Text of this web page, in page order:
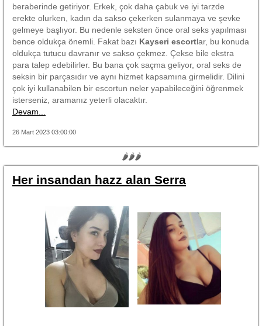
beraberinde getiriyor. Erkek, çok daha çabuk ve iyi tarzde
erekte olurken, kadın da sakso çekerken sulanmaya ve şevke
gelmeye başlıyor. Bu nedenle seksten önce oral seks yapılması
bence oldukça önemli. Fakat bazı Kayseri escortlar, bu konuda
oldukça tutucu davranır ve sakso çekmez. Çekse bile ekstra
para talep edebilirler. Bu bana çok saçma geliyor, oral seks de
seksin bir parçasıdır ve aynı hizmet kapsamına girmelidir. Dilini
çok iyi kullanabilen bir escortun neler yapabileceğini öğrenmek
isterseniz, aramanız yeterli olacaktır.
Devam...
26 Mart 2023 03:00:00
🌶🌶🌶
Her insandan hazz alan Serra